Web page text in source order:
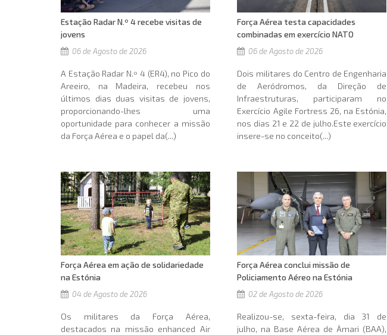
Estação Radar N.º 4 recebe visitas de
jovens
06 de Agosto de 2026
A Estação Radar N.º 4 (ER4), no Pico do
Areeiro, na Madeira, recebeu nos
últimos dias duas visitas de jovens,
proporcionando-lhes uma
oportunidade para conhecer a missão
da Força Aérea e o papel da(...)
Força Aérea testa capacidades
combinadas em exercício NATO
06 de Agosto de 2026
Dois militares do Centro de Engenharia
de Aeródromos, da Direção de
Infraestruturas, participaram no
Exercício Agile Fortress 26, na Estónia,
nos dias 21 e 22 de julho.Este exercício
insere-se no conceito(...)
Força Aérea em ação de solidariedade
na Estónia
04 de Agosto de 2026
Os militares da Força Aérea,
destacados na missão enhanced Air
Força Aérea conclui missão de
Policiamento Aéreo na Estónia
02 de Agosto de 2026
Realizou-se, sexta-feira, dia 31 de
julho, na Base Aérea de Ämari (BAA),